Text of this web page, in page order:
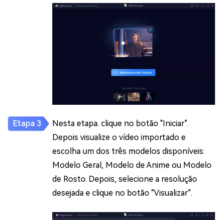
Nesta etapa. clique no botão "Iniciar".
Depois visualize o vídeo importado e
escolha um dos três modelos disponíveis:
Modelo Geral, Modelo de Anime ou Modelo
de Rosto. Depois, selecione a resolução
desejada e clique no botão "Visualizar".